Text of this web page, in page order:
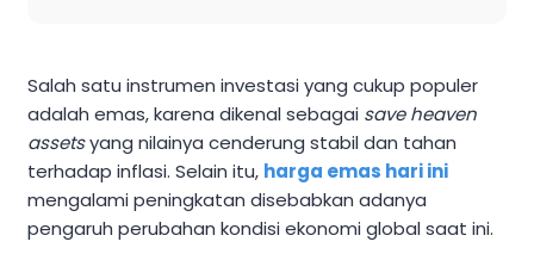
Salah satu instrumen investasi yang cukup populer
adalah emas, karena dikenal sebagai save heaven
assetsyang nilainya cenderung stabil dan tahan
terhadap inflasi. Selain itu, harga emas hari ini
mengalami peningkatan disebabkan adanya
pengaruh perubahan kondisi ekonomi global saat ini.